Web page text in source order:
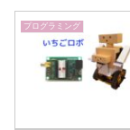
プログラミング